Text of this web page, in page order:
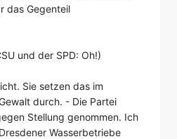
das Gegenteil
und der SPD: Oh!)
Sie setzen das im
durch. - Die Partei
Stellung genommen. Ich
Wasserbetriebe